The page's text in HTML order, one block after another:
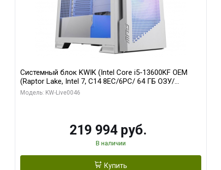
Системный блок KWIK (Intel Core i5-13600KF OEM
(Raptor Lake, Intel 7, C14 8EC/6PC/ 64 ГБ ОЗУ/
Gigabyte RTX5060Ti GAMING OC 8GB GDDR7 128bit
Модель: KW-Live0046
219 994 руб.
В наличии
Купить